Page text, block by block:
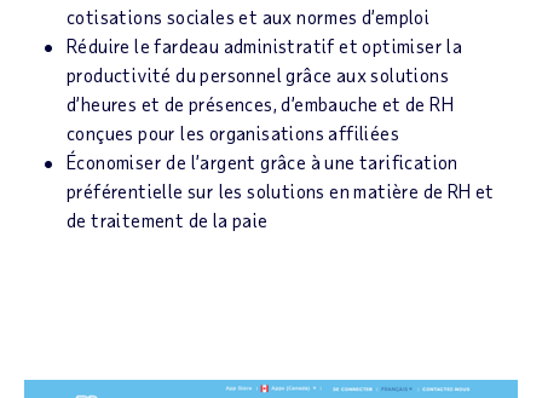
cotisations sociales et aux normes d’emploi
Réduire le fardeau administratif et optimiser la
productivité du personnel grâce aux solutions
d’heures et de présences, d’embauche et de RH
conçues pour les organisations affiliées
Économiser de l’argent grâce à une tarification
préférentielle sur les solutions en matière de RH et
de traitement de la paie